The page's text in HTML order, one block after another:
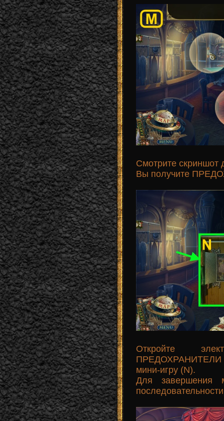
Смотрите скриншот
Вы получите
Откройте
ПРЕДОХРАНИТЕЛИ
мини-игру (N).
Для завершения